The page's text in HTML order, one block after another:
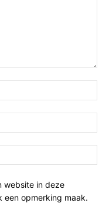
website in deze
een opmerking maak.